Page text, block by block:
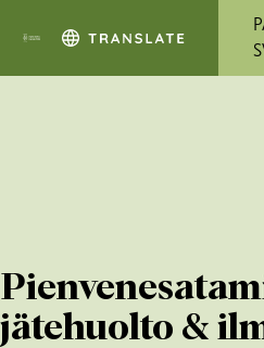
jätehuolto &